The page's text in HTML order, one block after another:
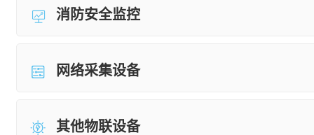
消防安全监控
网络采集设备
其他物联设备